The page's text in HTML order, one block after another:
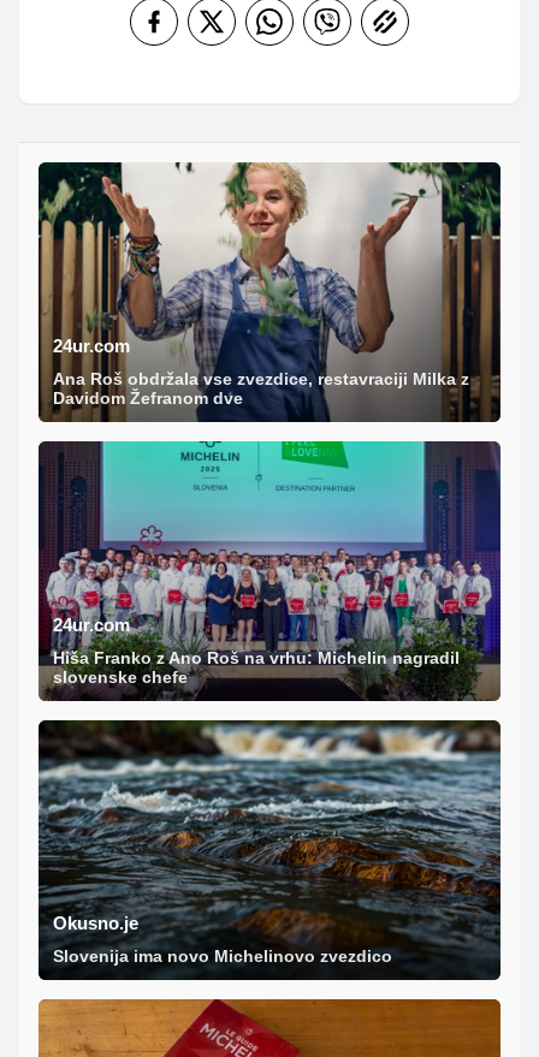
24ur.com
Ana Roš obdržala vse zvezdice, restavraciji Milka z
Davidom Žefranom dve
24ur.com
Hiša Franko z Ano Roš na vrhu: Michelin nagradil
slovenske chefe
Okusno.je
Slovenija ima novo Michelinovo zvezdico